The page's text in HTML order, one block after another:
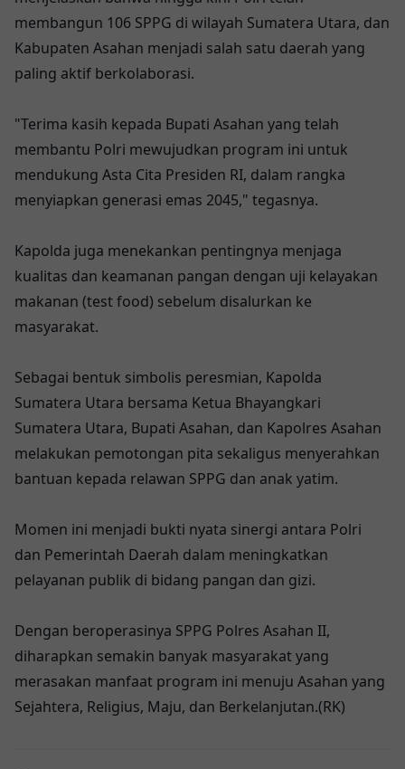
membangun 106 SPPG di wilayah Sumatera Utara, dan
Kabupaten Asahan menjadi salah satu daerah yang
paling aktif berkolaborasi.
"Terima kasih kepada Bupati Asahan yang telah
membantu Polri mewujudkan program ini untuk
mendukung Asta Cita Presiden RI, dalam rangka
menyiapkan generasi emas 2045," tegasnya.
Kapolda juga menekankan pentingnya menjaga
kualitas dan keamanan pangan dengan uji kelayakan
makanan (test food) sebelum disalurkan ke
masyarakat.
Sebagai bentuk simbolis peresmian, Kapolda
Sumatera Utara bersama Ketua Bhayangkari
Sumatera Utara, Bupati Asahan, dan Kapolres Asahan
melakukan pemotongan pita sekaligus menyerahkan
bantuan kepada relawan SPPG dan anak yatim.
Momen ini menjadi bukti nyata sinergi antara Polri
dan Pemerintah Daerah dalam meningkatkan
pelayanan publik di bidang pangan dan gizi.
Dengan beroperasinya SPPG Polres Asahan II,
diharapkan semakin banyak masyarakat yang
merasakan manfaat program ini menuju Asahan yang
Sejahtera, Religius, Maju, dan Berkelanjutan.(RK)